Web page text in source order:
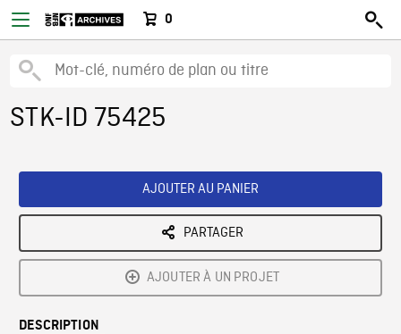
0
STK-ID 75425
AJOUTER AU PANIER
PARTAGER
AJOUTER À UN PROJET
DESCRIPTION